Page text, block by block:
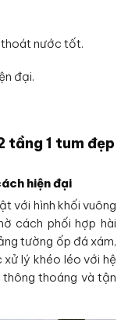
thoát nước tốt.
đại.
tầng 1 tum đẹp
hiện đại
với hình khối vuông
cách phối hợp hài
tường ốp đá xám,
lý khéo léo với hệ
thoáng và tận